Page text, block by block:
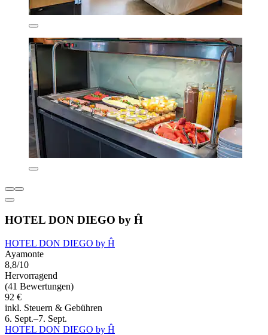
HOTEL DON DIEGO by Ĥ
HOTEL DON DIEGO by Ĥ
Ayamonte
8,8/10
Hervorragend
(41 Bewertungen)
92 €
inkl. Steuern & Gebühren
6. Sept.–7. Sept.
HOTEL DON DIEGO by Ĥ